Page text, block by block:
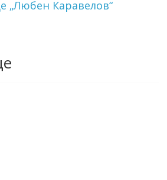
„Любен Каравелов“